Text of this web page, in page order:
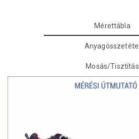
Mérettábla
Anyagösszetétel
Mosás/Tisztítás